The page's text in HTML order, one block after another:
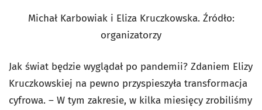
Michał Karbowiak i Eliza Kruczkowska. Źródło:
organizatorzy
Jak świat będzie wyglądał po pandemii? Zdaniem Elizy
Kruczkowskiej na pewno przyspieszyła transformacja
cyfrowa. – W tym zakresie, w kilka miesięcy zrobiliśmy